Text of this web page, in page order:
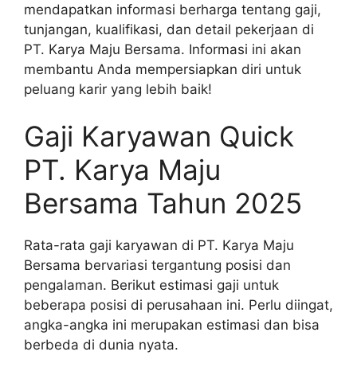
mendapatkan informasi berharga tentang gaji,
tunjangan, kualifikasi, dan detail pekerjaan di
PT. Karya Maju Bersama. Informasi ini akan
membantu Anda mempersiapkan diri untuk
peluang karir yang lebih baik!
Gaji Karyawan Quick
PT. Karya Maju
Bersama Tahun 2025
Rata-rata gaji karyawan di PT. Karya Maju
Bersama bervariasi tergantung posisi dan
pengalaman. Berikut estimasi gaji untuk
beberapa posisi di perusahaan ini. Perlu diingat,
angka-angka ini merupakan estimasi dan bisa
berbeda di dunia nyata.